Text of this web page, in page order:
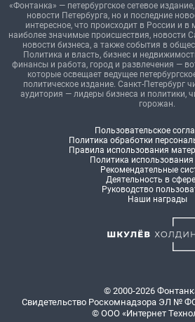
«Фонтанка» — петербургское сетевое
новости Петербурга, но и последние
интересное, что происходит в России и
наиболее значимые происшествия, новости
новости бизнеса, а также события в
Политика и власть, бизнес и
финансы и работа, город и развлечения —
которые освещает ведущее
политическое издание. Санкт-Петербург
аудитория — лидеры бизнеса и политики,
горожан.
Пользовательское
Политика обработки
Правила использования
Политика
Рекомендательные
Деятельность в
Руководство
Наши награды
© 2000-2026
Свидетельство Роскомнадзора ЭЛ № ФС
© ООО «Интернет